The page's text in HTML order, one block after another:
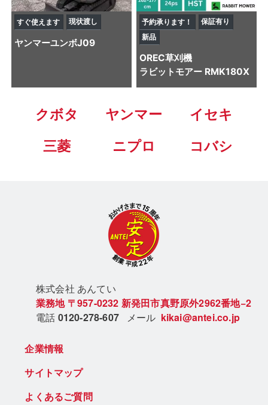
すぐ使えます 現状渡し
ヤンマーユンボJ09
予約承ります！
保証有り
新品
OREC草刈機
ラビットモアー RMK180X
クボタ ヤンマー
イセキ
三菱
ニプロ コバシ
株式会社 あんてい
業務地 〒957-0232 新発田市真野原外2962番地−2
電話 0120-278-607 メール kikai@antei.co.jp
企業情報
サイトマップ
よくあるご質問